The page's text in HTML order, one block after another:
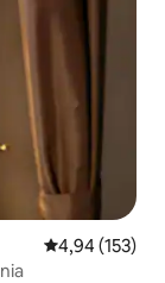
4,94 (153)